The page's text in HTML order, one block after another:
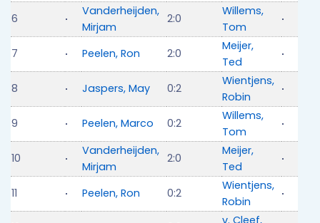
6
Vanderheijden,
Mirjam
2:0
Willems,
Tom
7
Peelen, Ron 2:0
Meijer,
Ted
8
Jaspers, May 0:2
Wientjens,
Robin
9
Peelen, Marco 0:2
Willems,
Tom
10
Vanderheijden,
Mirjam
2:0
Meijer,
Ted
11
Peelen, Ron 0:2
Wientjens,
Robin
v. Cleef,